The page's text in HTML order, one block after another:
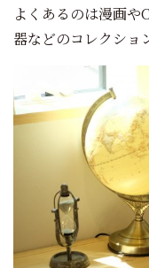
よくあるのは漫画や
器などのコレクショ